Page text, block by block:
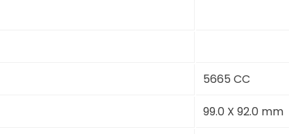
5665 CC
99.0 X 92.0 mm